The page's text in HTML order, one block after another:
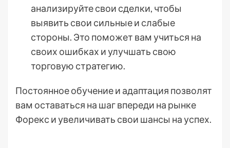
анализируйте свои сделки, чтобы
выявить свои сильные и слабые
стороны. Это поможет вам учиться на
своих ошибках и улучшать свою
торговую стратегию.
Постоянное обучение и адаптация позволят
вам оставаться на шаг впереди на рынке
Форекс и увеличивать свои шансы на успех.